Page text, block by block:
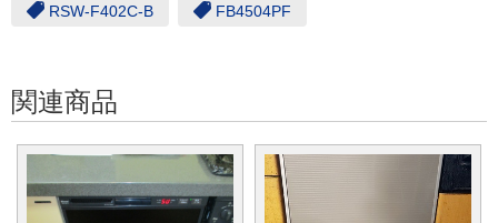
RSW-F402C-B FB4504PF
関連商品